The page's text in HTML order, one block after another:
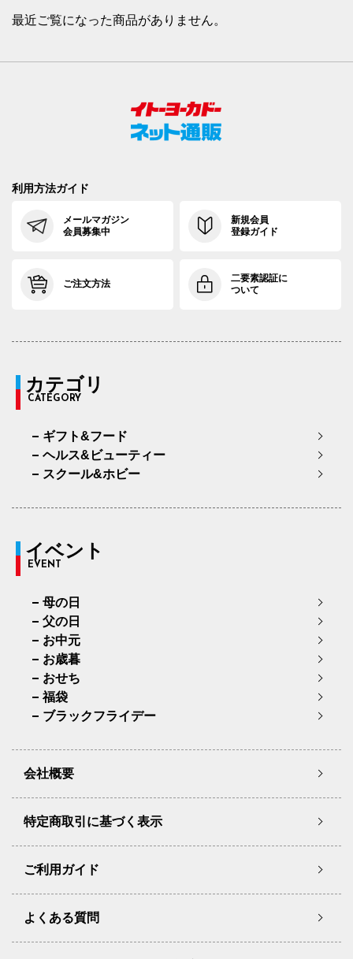
最近ご覧になった商品がありません。
利用方法ガイド
メールマガジン
会員募集中
新規会員
登録ガイド
ご注文方法
二要素認証に
ついて
カテゴリ
CATEGORY
ギフト&フード
ヘルス&ビューティー
スクール&ホビー
イベント
EVENT
母の日
父の日
お中元
お歳暮
おせち
福袋
ブラックフライデー
会社概要
特定商取引に基づく表示
ご利用ガイド
よくある質問